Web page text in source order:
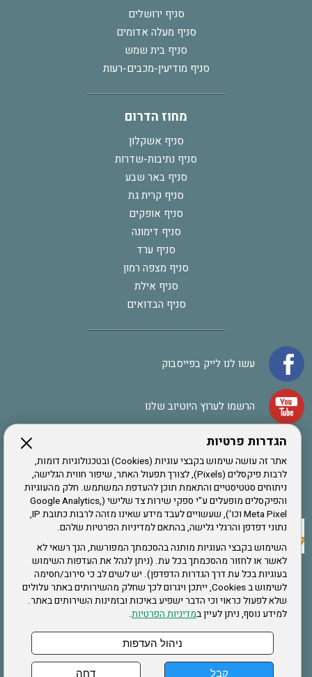
הגדרות פרטיות
אתר זה עושה שימוש בקבצי עוגיות (Cookies) ובטכנולוגיות דומות,
לרבות פיקסלים (Pixels), לצורך תפעול האתר, שיפור חווית הגלישה,
ניתוחים סטטיסטיים והתאמת תוכן להעדפת המשתמש. חלק מהעוגיות
והפיקסלים מופעלים ע"י ספקי שירות צד שלישי (Google Analytics,
Meta Pixel וכו'), שעשויים לעבד מידע שאינו מזהה לרבות כתובת IP,
נתוני דפדפן והרגלי גלישה, בהתאם למדיניות הפרטיות שלהם.
השימוש בקבצי העוגיות מותנה בהסכמתך המפורשת, הנך רשאי לא
לאשר או לחזור מהסכמתך בכל עת. (ניתן לנהל את העדפות השימוש
בעוגיות בכל עת דרך הגדרות הדפדפן). יש לשים לב כי סירוב/חסימה
לשימוש ב Cookies, ייתכן ויגרום לכך שחלק מהשירותים באתר עלולים
שלא לפעול כראוי וכי הדבר ישפיע באיכות ובזמינות השירותים באתר.
למידע נוסף, ניתן לעיין במדיניות הפרטיות.
קבל דחה
ניהול העדפות
סניף ירושלים
סניף מעלה אדומים
סניף בית שמש
סניף מודיעין-מכבים-רעות
מחוז הדרום
סניף אשקלון
סניף נתיבות-שדרות
סניף באר שבע
סניף קרית גת
סניף אופקים
סניף דימונה
סניף ערד
סניף מצפה רמון
סניף אילת
סניף הבדואים
עשו לנו לייק בפייסבוק
הרשמו לערוץ היוטיוב שלנו
אתר צה"ל
תקנון האתר
שירותים
תעסוקה
בריאות